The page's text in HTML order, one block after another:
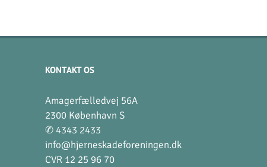
KONTAKT OS
Amagerfælledvej 56A
2300 København S
✆ 4343 2433
info@hjerneskadeforeningen.dk
CVR 12 25 96 70